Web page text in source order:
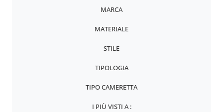
MARCA
MATERIALE
STILE
TIPOLOGIA
TIPO CAMERETTA
I PIÙ VISTI A :